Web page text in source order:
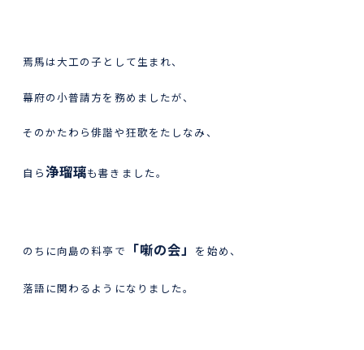
焉馬は大工の子として生まれ、
幕府の小普請方を務めましたが、
そのかたわら俳諧や狂歌をたしなみ、
自ら浄瑠璃も書きました。
のちに向島の料亭で 「噺の会」 を始め、
落語に関わるようになりました。